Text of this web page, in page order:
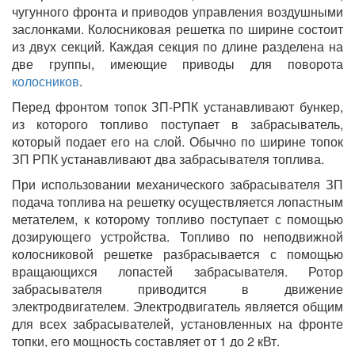
чугунного фронта и приводов управления воздушными
заслонками. Колосниковая решетка по ширине состоит
из двух секций. Каждая секция по длине разделена на
две группы, имеющие приводы для поворота
колосников.
Перед фронтом топок ЗП-РПК устанавливают бункер,
из которого топливо поступает в забрасыватель,
который подает его на слой. Обычно по ширине топок
ЗП РПК устанавливают два забрасывателя топлива.
При использовании механического забрасывателя ЗП
подача топлива на решетку осуществляется лопастным
метателем, к которому топливо поступает с помощью
дозирующего устройства. Топливо по неподвижной
колосниковой решетке разбрасывается с помощью
вращающихся лопастей забрасывателя. Ротор
забрасывателя приводится в движение
электродвигателем. Электродвигатель является общим
для всех забрасывателей, установленных на фронте
топки, его мощность составляет от 1 до 2 кВт.